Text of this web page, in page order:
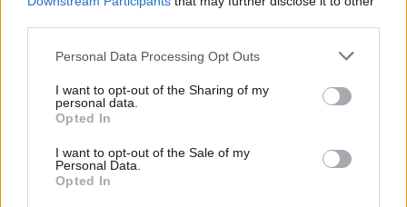
Personal Data Processing Opt Outs
I want to opt-out of the Sharing of my
personal data.
Opted In
I want to opt-out of the Sale of my
Personal Data.
Opted In
ΕΟΦ Έρευνα και Ανάπτυξη κλινικές μελέτες